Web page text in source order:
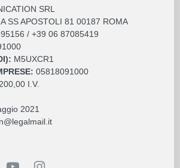
SRL
SS APOSTOLI 81 00187 ROMA
/ +39 06 87085419
M5UXCR1
05818091000
I.V.
2021